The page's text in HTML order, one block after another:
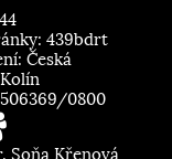
439bdrt
Česká
0800
Soňa Křenová